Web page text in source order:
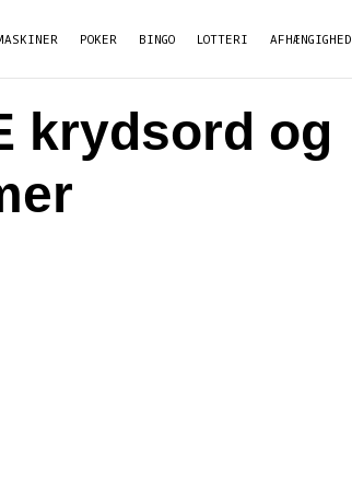
POKER BINGO LOTTERI AFHÆNGIGHED
krydsord og